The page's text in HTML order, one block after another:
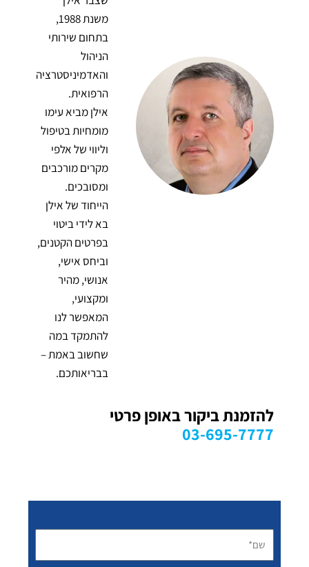
משנת 1988,
בתחום שירותי
הניהול
והאדמיניסטרציה
הרפואית.
אילן מביא עימו
מומחיות בטיפול
וליווי של אלפי
מקרים מורכבים
ומסובכים.
הייחוד של אילן
בא לידי ביטוי
בפרטים הקטנים,
וביחס אישי,
אנושי, מהיר
ומקצועי,
המאפשר לנו
להתמקד במה
שחשוב באמת –
בבריאותכם.
להזמנת ביקור באופן פרטי
03-695-7777